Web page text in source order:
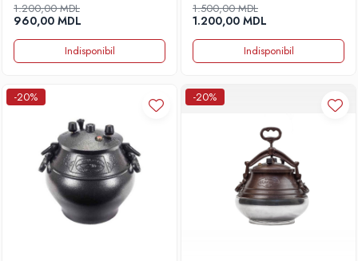
1.200,00 MDL
960,00 MDL
Indisponibil
1.500,00 MDL
1.200,00 MDL
Indisponibil
-20% -20%